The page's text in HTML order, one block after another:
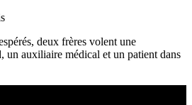
deux frères volent une
un auxiliaire médical et un patient dans